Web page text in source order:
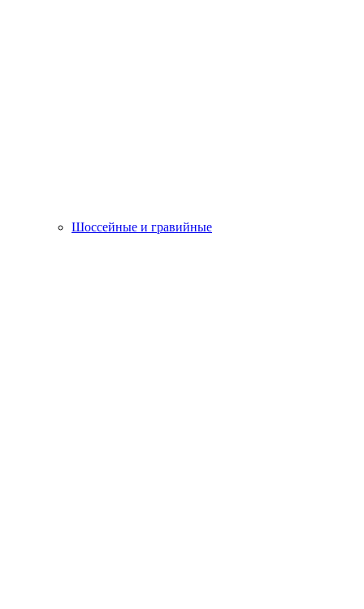
Шоссейные и гравийные